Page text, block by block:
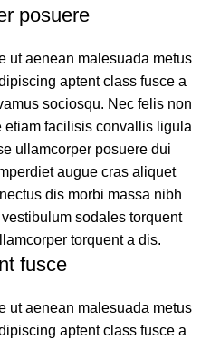
posuere
ut aenean malesuada metus
aptent class fusce a
sociosqu. Nec felis non
etiam facilisis convallis ligula
ullamcorper posuere dui
augue cras aliquet
dis morbi massa nibh
sodales torquent
torquent a dis.
fusce
ut aenean malesuada metus
aptent class fusce a